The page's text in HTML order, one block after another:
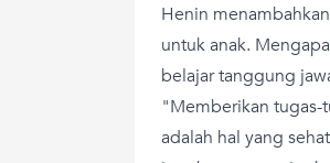
Henin
untuk anak.
belajar tanggung
"Memberikan tugas-
adalah hal yang